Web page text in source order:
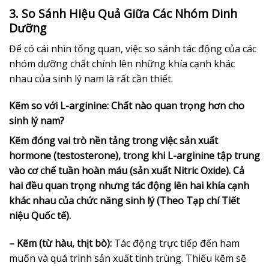
3. So Sánh Hiệu Quả Giữa Các Nhóm Dinh
Dưỡng
Để có cái nhìn tổng quan, việc so sánh tác động của các
nhóm dưỡng chất chính lên những khía cạnh khác
nhau của sinh lý nam là rất cần thiết.
Kẽm so với L-arginine: Chất nào quan trọng hơn cho
sinh lý nam?
Kẽm đóng vai trò nền tảng trong việc sản xuất
hormone (testosterone), trong khi L-arginine tập trung
vào cơ chế tuần hoàn máu (sản xuất Nitric Oxide). Cả
hai đều quan trọng nhưng tác động lên hai khía cạnh
khác nhau của chức năng sinh lý (Theo Tạp chí Tiết
niệu Quốc tế).
– Kẽm (từ hàu, thịt bò): Tác động trực tiếp đến ham
muốn và quá trình sản xuất tinh trùng. Thiếu kẽm sẽ